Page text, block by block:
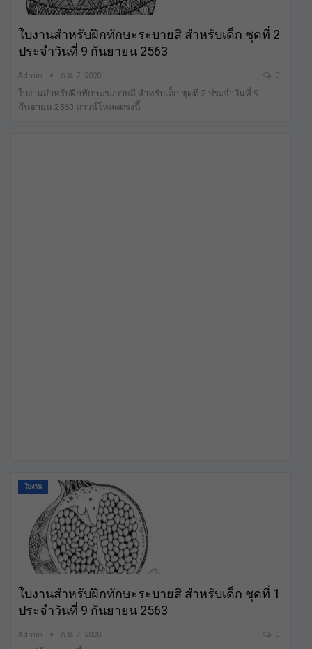
ใบงานสำหรับฝึกทักษะระบายสี สำหรับเด็ก ชุดที่ 2
ประจำวันที่ 9 กันยายน 2563
Admin ก.ย. 7, 2020 0
ใบงานสำหรับฝึกทักษะระบายสี สำหรับเด็ก ชุดที่ 2 ประจำวันที่ 9
กันยายน 2563 ดาวน์โหลดตรงนี้
ใบงาน
ใบงานสำหรับฝึกทักษะระบายสี สำหรับเด็ก ชุดที่ 1
ประจำวันที่ 9 กันยายน 2563
Admin ก.ย. 7, 2020 0